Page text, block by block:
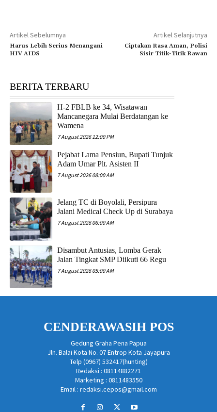
Artikel Sebelumnya
Harus Lebih Serius Menangani
HIV AIDS
Artikel Selanjutnya
Ciptakan Rasa Aman, Polisi
Sisir Titik-Titik Rawan
BERITA TERBARU
H-2 FBLB ke 34, Wisatawan
Mancanegara Mulai Berdatangan ke
Wamena
7 August 2026 12:00 PM
Pejabat Lama Pensiun, Bupati Tunjuk
Adam Umar Plt. Asisten II
7 August 2026 08:00 AM
Jelang TC di Boyolali, Persipura
Jalani Medical Check Up di Surabaya
7 August 2026 06:00 AM
Disambut Antusias, Lomba Gerak
Jalan Tingkat SMP Diikuti 66 Regu
7 August 2026 05:00 AM
CENDERAWASIH POS
Gedung Graha Pena Papua
Jln. Balai Kota No. 07 Entrop Kota Jayapura
Telp (0967) 532417(hunting)
Redaksi : 08114882271
Marketing : 0811483550
Email : redaksi.cepos@gmail.com